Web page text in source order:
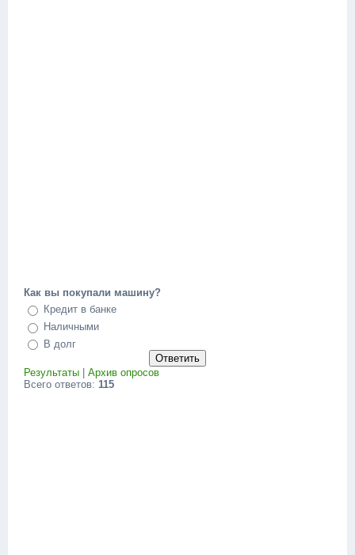
Как вы покупали машину?
Кредит в банке
Наличными
В долг
Результаты
Архив опросов
Всего ответов: 115